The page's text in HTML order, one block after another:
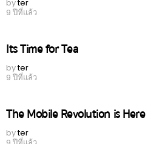
byter
9 ปีที่แล้ว
Its Time for Tea
byter
9 ปีที่แล้ว
The Mobile Revolution is Here
byter